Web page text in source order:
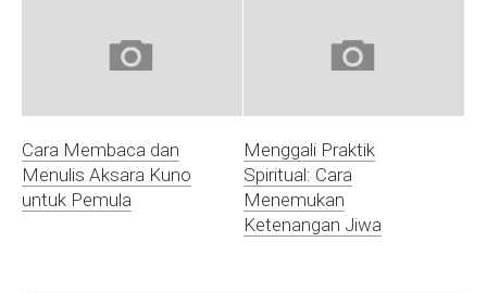
Cara Membaca dan
Menulis Aksara Kuno
untuk Pemula
Menggali Praktik
Spiritual: Cara
Menemukan
Ketenangan Jiwa